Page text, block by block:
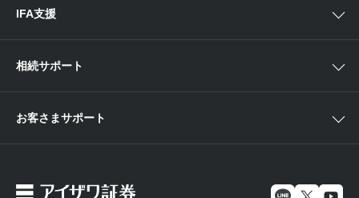
IFA支援
相続サポート
お客さまサポート